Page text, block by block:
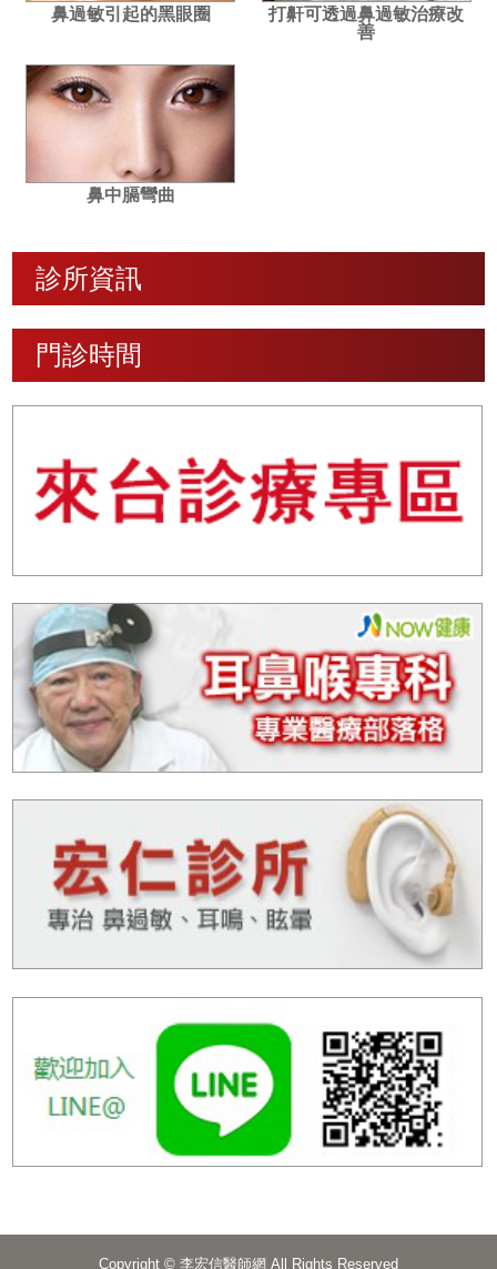
鼻過敏引起的黑眼圈
打鼾可透過鼻過敏治療改
善
鼻中膈彎曲
診所資訊
門診時間
Copyright © 李宏信醫師網 All Rights Reserved